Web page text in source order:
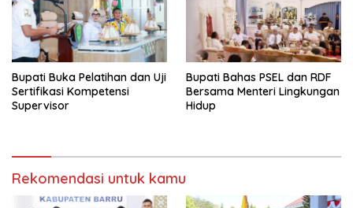
Bupati Buka Pelatihan dan Uji
Sertifikasi Kompetensi
Supervisor
Bupati Bahas PSEL dan RDF
Bersama Menteri Lingkungan
Hidup
Rekomendasi untuk kamu